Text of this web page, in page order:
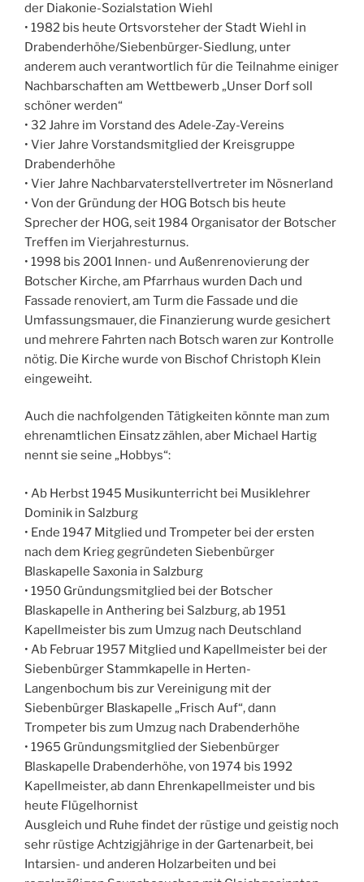
der Diakonie-Sozialstation Wiehl
• 1982 bis heute Ortsvorsteher der Stadt Wiehl in
Drabenderhöhe/Siebenbürger-Siedlung, unter
anderem auch verantwortlich für die Teilnahme einiger
Nachbarschaften am Wettbewerb „Unser Dorf soll
schöner werden“
• 32 Jahre im Vorstand des Adele-Zay-Vereins
• Vier Jahre Vorstandsmitglied der Kreisgruppe
Drabenderhöhe
• Vier Jahre Nachbarvaterstellvertreter im Nösnerland
• Von der Gründung der HOG Botsch bis heute
Sprecher der HOG, seit 1984 Organisator der Botscher
Treffen im Vierjahresturnus.
• 1998 bis 2001 Innen- und Außenrenovierung der
Botscher Kirche, am Pfarrhaus wurden Dach und
Fassade renoviert, am Turm die Fassade und die
Umfassungsmauer, die Finanzierung wurde gesichert
und mehrere Fahrten nach Botsch waren zur Kontrolle
nötig. Die Kirche wurde von Bischof Christoph Klein
eingeweiht.
Auch die nachfolgenden Tätigkeiten könnte man zum
ehrenamtlichen Einsatz zählen, aber Michael Hartig
nennt sie seine „Hobbys“:
• Ab Herbst 1945 Musikunterricht bei Musiklehrer
Dominik in Salzburg
• Ende 1947 Mitglied und Trompeter bei der ersten
nach dem Krieg gegründeten Siebenbürger
Blaskapelle Saxonia in Salzburg
• 1950 Gründungsmitglied bei der Botscher
Blaskapelle in Anthering bei Salzburg, ab 1951
Kapellmeister bis zum Umzug nach Deutschland
• Ab Februar 1957 Mitglied und Kapellmeister bei der
Siebenbürger Stammkapelle in Herten-
Langenbochum bis zur Vereinigung mit der
Siebenbürger Blaskapelle „Frisch Auf“, dann
Trompeter bis zum Umzug nach Drabenderhöhe
• 1965 Gründungsmitglied der Siebenbürger
Blaskapelle Drabenderhöhe, von 1974 bis 1992
Kapellmeister, ab dann Ehrenkapellmeister und bis
heute Flügelhornist
Ausgleich und Ruhe findet der rüstige und geistig noch
sehr rüstige Achtzigjährige in der Gartenarbeit, bei
Intarsien- und anderen Holzarbeiten und bei